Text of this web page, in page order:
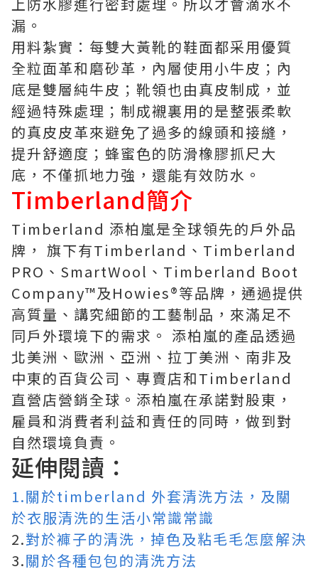
漏。
用料紮實：每雙大黃靴的鞋面都采用優質
全粒面革和磨砂革，內層使用小牛皮；內
底是雙層純牛皮；靴領也由真皮制成，並
經過特殊處理；制成襯裏用的是整張柔軟
的真皮皮革來避免了過多的線頭和接縫，
提升舒適度；蜂蜜色的防滑橡膠抓尺大
底，不僅抓地力強，還能有效防水。
Timberland簡介
Timberland 添柏嵐是全球領先的戶外品
牌， 旗下有Timberland、Timberland
PRO、SmartWool、Timberland Boot
Company™及Howies®等品牌，通過提供
高質量、講究細節的工藝制品，來滿足不
同戶外環境下的需求。 添柏嵐的產品透過
北美洲、歐洲、亞洲、拉丁美洲、南非及
中東的百貨公司、專賣店和Timberland
直營店營銷全球。添柏嵐在承諾對股東，
雇員和消費者利益和責任的同時，做到對
自然環境負責。
延伸閱讀：
1.關於timberland 外套清洗方法，及關
於衣服清洗的生活小常識常識
2.對於褲子的清洗，掉色及粘毛毛怎麼解決
3.關於各種包包的清洗方法